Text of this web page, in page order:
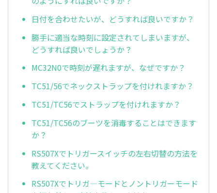
日付を合わせたいが、どうすれば良いですか？
勝手に適当な時刻に設定されてしまいますが、
どうすれば良いでしょうか？
MC32N0で時刻が遅れますが、なぜですか？
TC51/56でネックストラップを付けれますか？
TC51/TC56でストラップを付けれますか？
TC51/TC56のブーツを消毒することはできます
か？
RS507Xでトリガースイッチの左右切替の方法を
教えてください。
RS507Xでトリガ—モードとノントリガーモード